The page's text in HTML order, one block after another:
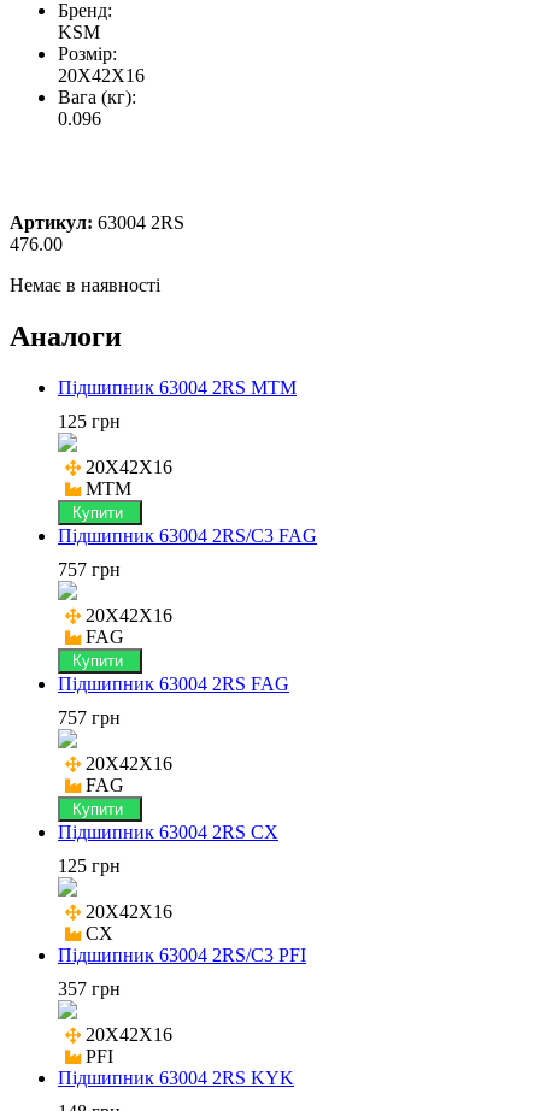
Бренд:
KSM
Розмір:
20X42X16
Вага (кг):
0.096
Артикул: 63004 2RS
476.00
Немає в наявності
Аналоги
Підшипник 63004 2RS MTM
125 грн
20X42X16
MTM
Купити
Підшипник 63004 2RS/C3 FAG
757 грн
20X42X16
FAG
Купити
Підшипник 63004 2RS FAG
757 грн
20X42X16
FAG
Купити
Підшипник 63004 2RS CX
125 грн
20X42X16
CX
Підшипник 63004 2RS/C3 PFI
357 грн
20X42X16
PFI
Підшипник 63004 2RS KYK